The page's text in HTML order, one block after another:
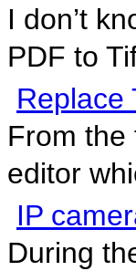
I don’t
PDF to
Replace
From the
editor
IP
During